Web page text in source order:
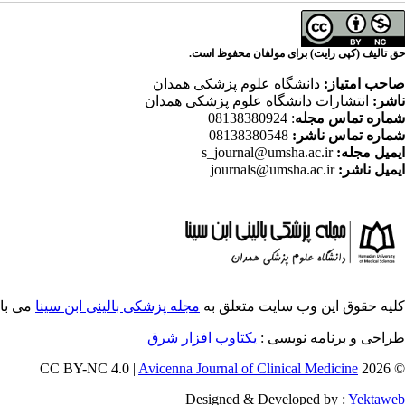
حق تالیف (کپی رایت) برای مولفان محفوظ است.
صاحب امتیاز: دانشگاه علوم پزشکی همدان
ناشر: انتشارات دانشگاه علوم پزشکی همدان
شماره تماس مجله: 08138380924
شماره تماس ناشر:
ایمیل مجله: s_journal@umsha.ac.ir
ایمیل ناشر: journals@umsha.ac.ir
کلیه حقوق این وب سایت متعلق به مجله پزشکی بالینی ابن سینا می
طراحی و برنامه نویسی : یکتاوب افزار شرق
© 2026 CC BY-NC 4.0 |
Avicenna Journal of Clinical Medicine
Designed & Developed by : Yektaweb